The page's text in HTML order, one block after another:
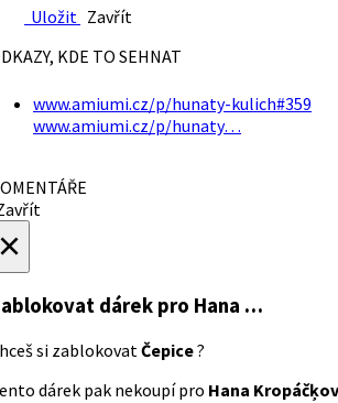
Uložit Zavřít
KDE TO SEHNAT
www.amiumi.cz/p/hunaty-kulich#359
www.amiumi.cz/p/hunaty…
dárek pro Hana …
si zablokovatČepice?
dárek pak nekoupí pro Hana